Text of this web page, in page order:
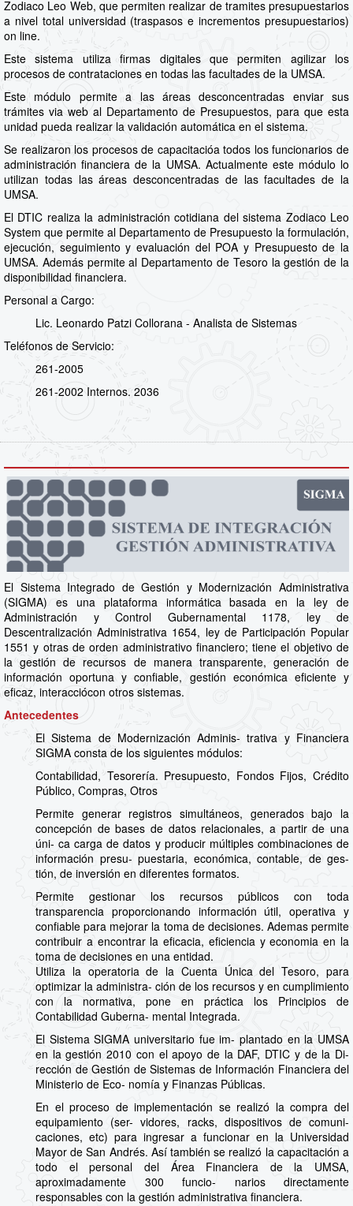
Zodiaco Leo Web, que permiten realizar de tramites presupuestarios
a nivel total universidad (traspasos e incrementos presupuestarios)
on line.
Este sistema utiliza firmas digitales que permiten agilizar los
procesos de contrataciones en todas las facultades de la UMSA.
Este módulo permite a las áreas desconcentradas enviar sus
trámites via web al Departamento de Presupuestos, para que esta
unidad pueda realizar la validación automática en el sistema.
Se realizaron los procesos de capacitacióa todos los funcionarios de
administración financiera de la UMSA. Actualmente este módulo lo
utilizan todas las áreas desconcentradas de las facultades de la
UMSA.
El DTIC realiza la administración cotidiana del sistema Zodiaco Leo
System que permite al Departamento de Presupuesto la formulación,
ejecución, seguimiento y evaluación del POA y Presupuesto de la
UMSA. Además permite al Departamento de Tesoro la gestión de la
disponibilidad financiera.
Personal a Cargo:
Lic. Leonardo Patzi Collorana - Analista de Sistemas
Teléfonos de Servicio:
261-2005
261-2002 Internos. 2036
El Sistema Integrado de Gestión y Modernización Administrativa
(SIGMA) es una plataforma informática basada en la ley de
Administración y Control Gubernamental 1178, ley de
Descentralización Administrativa 1654, ley de Participación Popular
1551 y otras de orden administrativo financiero; tiene el objetivo de
la gestión de recursos de manera transparente, generación de
información oportuna y confiable, gestión económica eficiente y
eficaz, interacciócon otros sistemas.
Antecedentes
El Sistema de Modernización Adminis- trativa y Financiera
SIGMA consta de los siguientes módulos:
Contabilidad, Tesorería. Presupuesto, Fondos Fijos, Crédito
Público, Compras, Otros
Permite generar registros simultáneos, generados bajo la
concepción de bases de datos relacionales, a partir de una
úni- ca carga de datos y producir múltiples combinaciones de
información presu- puestaria, económica, contable, de ges-
tión, de inversión en diferentes formatos.
Permite gestionar los recursos públicos con toda
transparencia proporcionando información útil, operativa y
confiable para mejorar la toma de decisiones. Ademas permite
contribuir a encontrar la eficacia, eficiencia y economia en la
toma de decisiones en una entidad.
Utiliza la operatoria de la Cuenta Única del Tesoro, para
optimizar la administra- ción de los recursos y en cumplimiento
con la normativa, pone en práctica los Principios de
Contabilidad Guberna- mental Integrada.
El Sistema SIGMA universitario fue im- plantado en la UMSA
en la gestión 2010 con el apoyo de la DAF, DTIC y de la Di-
rección de Gestión de Sistemas de Información Financiera del
Ministerio de Eco- nomía y Finanzas Públicas.
En el proceso de implementación se realizó la compra del
equipamiento (ser- vidores, racks, dispositivos de comuni-
caciones, etc) para ingresar a funcionar en la Universidad
Mayor de San Andrés. Así también se realizó la capacitación a
todo el personal del Área Financiera de la UMSA,
aproximadamente 300 funcio- narios directamente
responsables con la gestión administrativa financiera.